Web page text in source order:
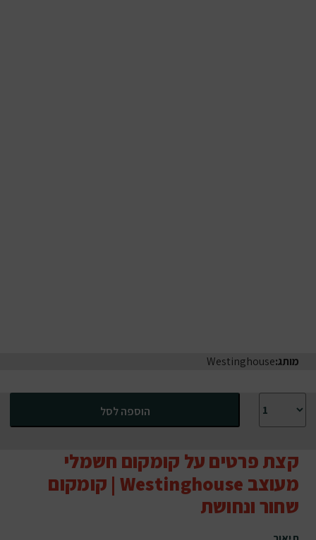
מותג:Westinghouse
הוספה לסל
קצת פרטים על קומקום חשמלי
מעוצב Westinghouse | קומקום
שחור ונחושת